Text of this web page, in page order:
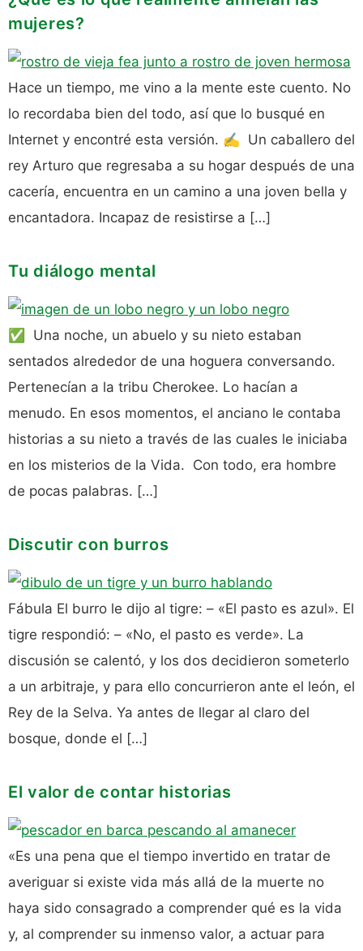
mujeres?
Hace un tiempo, me vino a la mente este cuento. No
lo recordaba bien del todo, así que lo busqué en
Internet y encontré esta versión. ✍️ Un caballero del
rey Arturo que regresaba a su hogar después de una
cacería, encuentra en un camino a una joven bella y
encantadora. Incapaz de resistirse a […]
Tu diálogo mental
✅ Una noche, un abuelo y su nieto estaban
sentados alrededor de una hoguera conversando.
Pertenecían a la tribu Cherokee. Lo hacían a
menudo. En esos momentos, el anciano le contaba
historias a su nieto a través de las cuales le iniciaba
en los misterios de la Vida. Con todo, era hombre
de pocas palabras. […]
Discutir con burros
Fábula El burro le dijo al tigre: – «El pasto es azul». El
tigre respondió: – «No, el pasto es verde». La
discusión se calentó, y los dos decidieron someterlo
a un arbitraje, y para ello concurrieron ante el león, el
Rey de la Selva. Ya antes de llegar al claro del
bosque, donde el […]
El valor de contar historias
«Es una pena que el tiempo invertido en tratar de
averiguar si existe vida más allá de la muerte no
haya sido consagrado a comprender qué es la vida
y, al comprender su inmenso valor, a actuar para